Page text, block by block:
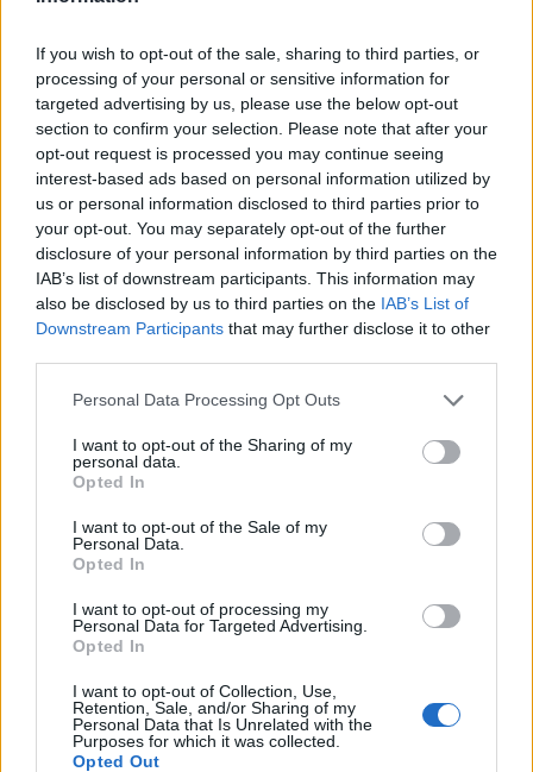
If you wish to opt-out of the sale, sharing to third parties, or
processing of your personal or sensitive information for
targeted advertising by us, please use the below opt-out
section to confirm your selection. Please note that after your
opt-out request is processed you may continue seeing
interest-based ads based on personal information utilized by
us or personal information disclosed to third parties prior to
your opt-out. You may separately opt-out of the further
disclosure of your personal information by third parties on the
IAB’s list of downstream participants. This information may
also be disclosed by us to third parties on the IAB’s List of
Downstream Participants that may further disclose it to other
Personal Data Processing Opt Outs
I want to opt-out of the Sharing of my
personal data.
Opted In
I want to opt-out of the Sale of my
Personal Data.
Opted In
I want to opt-out of processing my
Personal Data for Targeted Advertising.
Opted In
I want to opt-out of Collection, Use,
Retention, Sale, and/or Sharing of my
Personal Data that Is Unrelated with the
Purposes for which it was collected.
Opted Out